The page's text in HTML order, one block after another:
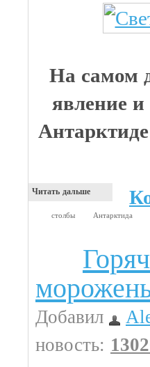
На самом
явление
Читать дальше
столбы Антарктида
Добавил
новость: